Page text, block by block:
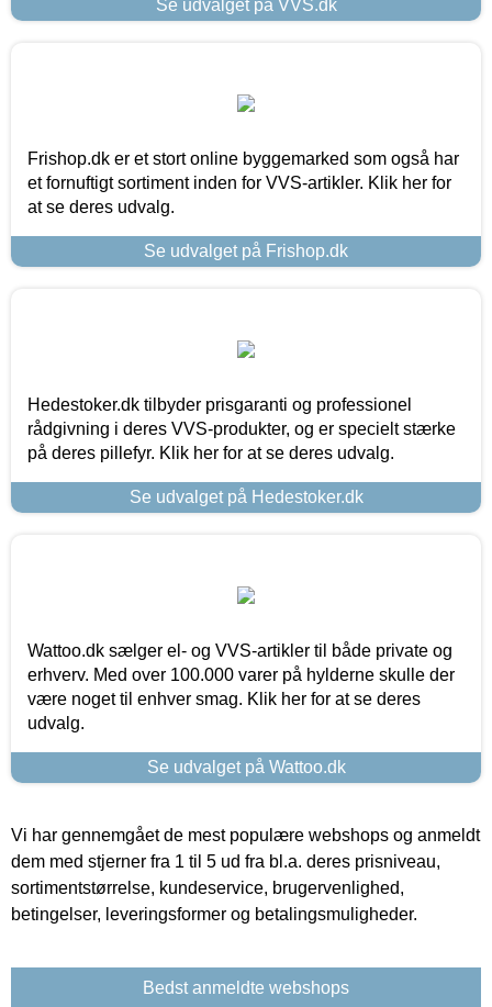
Se udvalget på VVS.dk
Frishop.dk er et stort online byggemarked som også har
et fornuftigt sortiment inden for VVS-artikler. Klik her for
at se deres udvalg.
Se udvalget på Frishop.dk
Hedestoker.dk tilbyder prisgaranti og professionel
rådgivning i deres VVS-produkter, og er specielt stærke
på deres pillefyr. Klik her for at se deres udvalg.
Se udvalget på Hedestoker.dk
Wattoo.dk sælger el- og VVS-artikler til både private og
erhverv. Med over 100.000 varer på hylderne skulle der
være noget til enhver smag. Klik her for at se deres
udvalg.
Se udvalget på Wattoo.dk
Vi har gennemgået de mest populære webshops og anmeldt
dem med stjerner fra 1 til 5 ud fra bl.a. deres prisniveau,
sortimentstørrelse, kundeservice, brugervenlighed,
betingelser, leveringsformer og betalingsmuligheder.
Bedst anmeldte webshops